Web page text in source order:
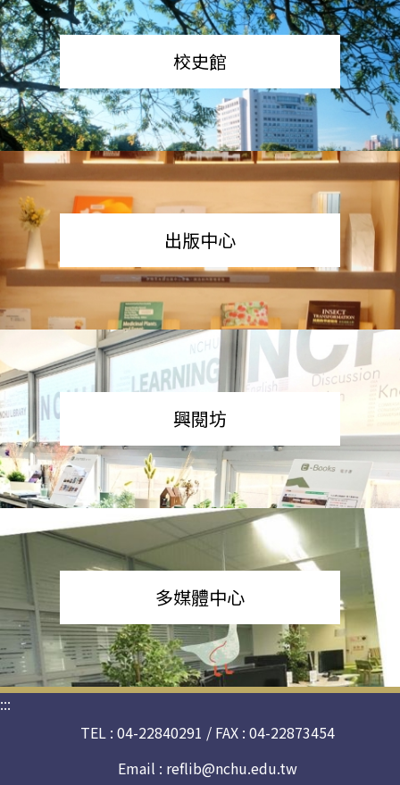
校史館
出版中心
興閱坊
多媒體中心
:::
TEL : 04-22840291 / FAX : 04-22873454
Email : reflib@nchu.edu.tw